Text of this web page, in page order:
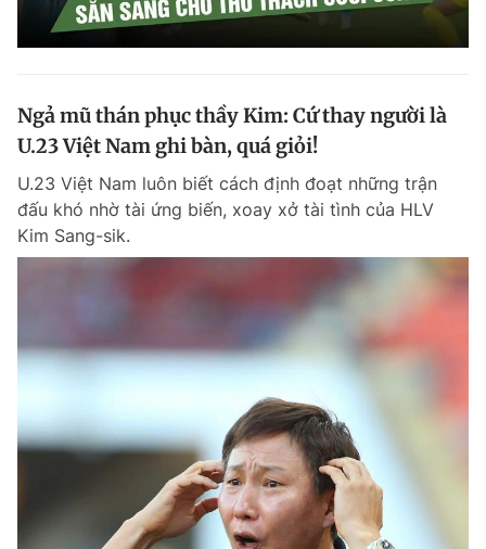
Tiện ích Bạn cần biết
Đọc Thanh Niên trên điện thoại
Theo dõi báo trên
Hotline
0906 645 777
Liên hệ quảng cáo
0908 780 404
Quảng cáo RSS Tòa soạn Chính sách bảo
Ngả mũ thán phục thầy Kim: Cứ thay người là
U.23 Việt Nam ghi bàn, quá giỏi!
U.23 Việt Nam luôn biết cách định đoạt những trận
đấu khó nhờ tài ứng biến, xoay xở tài tình của HLV
Kim Sang-sik.